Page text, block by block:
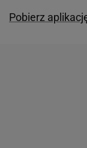
Pobierz